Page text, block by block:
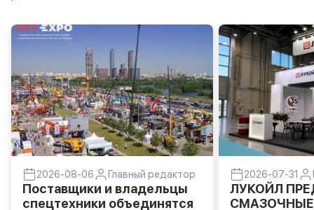
2026-08-06 Главный редактор
Поставщики и владельцы
спецтехники объединятся
2026-07-31
ЛУКОЙЛ